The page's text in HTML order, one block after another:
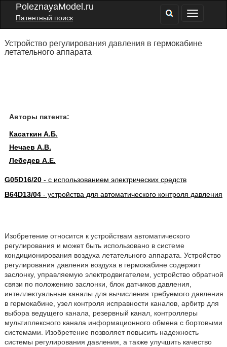
PoleznayaModel.ru
Патентный поиск
Устройство регулирования давления в гермокабине
летательного аппарата
Авторы патента:
Касаткин А.Б.
Нечаев А.В.
Лебедев А.Е.
G05D16/20- с использованием электрических средств
B64D13/04- устройства для автоматического контроля давления
Изобретение относится к устройствам автоматического
регулирования и может быть использовано в системе
кондиционирования воздуха летательного аппарата. Устройство
регулирования давления воздуха в гермокабине содержит
заслонку, управляемую электродвигателем, устройство обратной
связи по положению заслонки, блок датчиков давления,
интеллектуальные каналы для вычисления требуемого давления
в гермокабине, узел контроля исправности каналов, арбитр для
выбора ведущего канала, резервный канал, контроллеры
мультиплексного канала информационного обмена с бортовыми
системами. Изобретение позволяет повысить надежность
системы регулирования давления, а также улучшить качество